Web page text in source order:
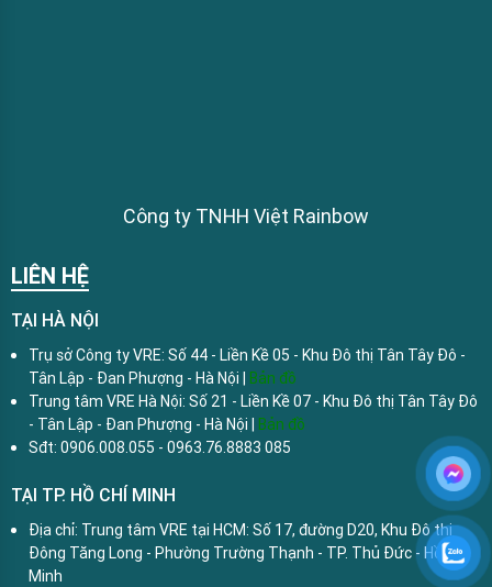
Công ty TNHH Việt Rainbow
LIÊN HỆ
TẠI HÀ NỘI
Trụ sở Công ty VRE: Số 44 - Liền Kề 05 - Khu Đô thị Tân Tây Đô -
Tân Lập - Đan Phượng - Hà Nội | Bản đồ
Trung tâm VRE Hà Nội: Số 21 - Liền Kề 07 - Khu Đô thị Tân Tây Đô
- Tân Lập - Đan Phượng - Hà Nội | Bản đồ
Sđt: 0906.008.055 - 0963.76.8883 085
TẠI TP. HỒ CHÍ MINH
Địa chỉ: Trung tâm VRE tại HCM: Số 17, đường D20, Khu Đô thị
Đông Tăng Long - Phường Trường Thạnh - TP. Thủ Đức - Hồ Chí
Minh